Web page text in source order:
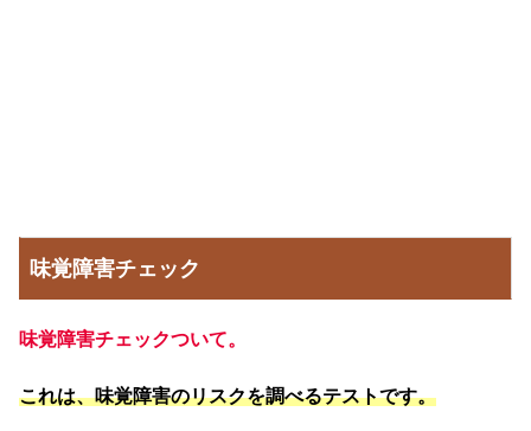
味覚障害チェック
味覚障害チェックついて。
これは、味覚障害のリスクを調べるテストです。